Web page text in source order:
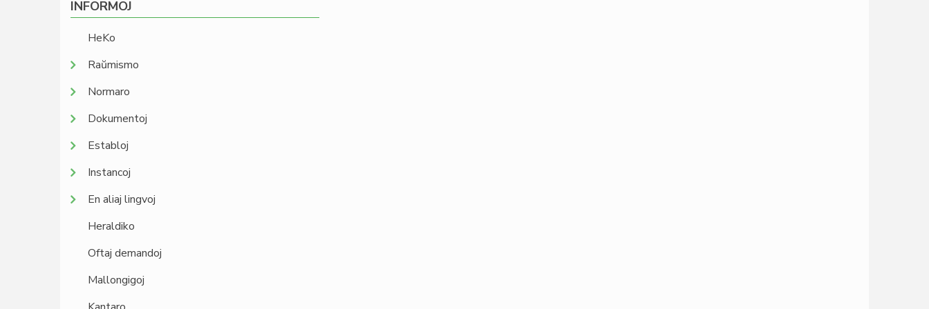
INFORMOJ
HeKo
Raŭmismo
Normaro
Dokumentoj
Establoj
Instancoj
En aliaj lingvoj
Heraldiko
Oftaj demandoj
Mallongigoj